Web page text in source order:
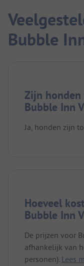
Bubble
Zijn
Bubble Inn
Ja, honden zijn
Hoeveel
Bubble Inn
De prijzen voor
afhankelijk van
personen). Lees